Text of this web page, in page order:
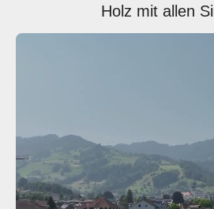
Holz mit allen